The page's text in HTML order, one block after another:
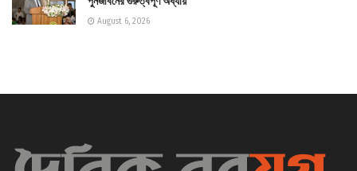
August 6, 2026